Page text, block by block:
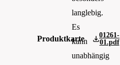
langlebig.
Es
kann
unabhängig
Produktkarte
01261-
01.pdf